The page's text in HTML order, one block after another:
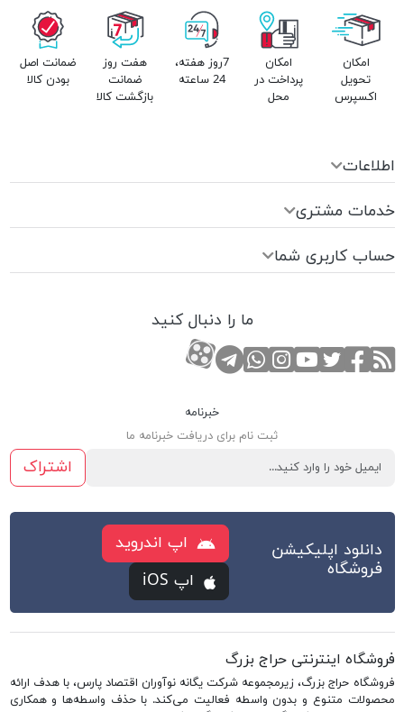
امکان
تحویل
اکسپرس
امکان
پرداخت در
محل
7روز هفته،
24 ساعته
هفت روز
ضمانت
بازگشت کالا
ضمانت اصل
بودن کالا
اطلاعات
خدمات مشتری
حساب کاربری شما
ما را دنبال کنید
RSSصفحه فیسبوک
صفحه تویتر
کانال یوتوب
صفحه اینستاگرام
تماس با واتس اپ
کانال تلگرام
کانال آپارات
خبرنامه
ثبت نام برای دریافت خبرنامه ما
اشتراک
دانلود اپلیکیشن
فروشگاه
اپ اندروید
اپ iOS
فروشگاه اینترنتی حراج بزرگ
فروشگاه حراج بزرگ، زیرمجموعه شرکت یگانه نوآوران اقتصاد پارس، با هدف ارائه
محصولات متنوع و بدون واسطه فعالیت می‌کند. با حذف واسطه‌ها و همکاری